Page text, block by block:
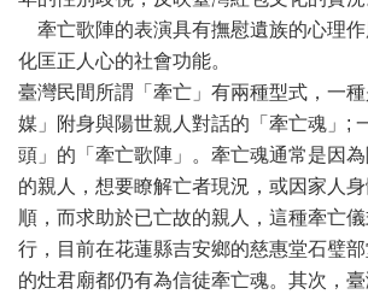
牽亡歌陣的表演具有撫慰遺族的心理
化匡正人心的社會功能。
臺灣民間所謂「牽亡」有兩種型式，一
媒」附身與陽世親人對話的「牽亡魂」;
頭」的「牽亡歌陣」。牽亡魂通常是因
的親人，想要瞭解亡者現況，或因家人
順，而求助於已亡故的親人，這種牽亡
行，目前在花蓮縣吉安鄉的慈惠堂石璧
的灶君廟都仍有為信徒牽亡魂。其次，